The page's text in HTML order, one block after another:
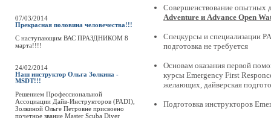
07/03/2014
Прекрасная половина человечества!!!
C наступающим ВАС ПРАЗДНИКОМ 8
марта!!!!
24/02/2014
Наш инструктор Ольга Золкина -
MSDT!!!
Решением Профессиональной
Ассоциации Дайв-Инструкторов (PADI),
Золкиной Ольге Петровне присвоено
почетное звание Master Scuba Diver
Совершенствование опытных
Adventure и Advance Open
Спецкурсы и специализации
подготовка не требуется
Основам оказания первой
курсы Emergency First
желающих, дайверская
Подготовка инструкторов